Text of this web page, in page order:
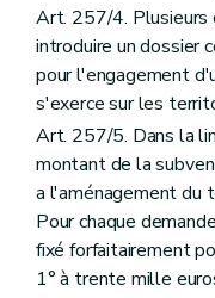
Art. 257/4. Plusieurs
introduire un dossier
pour l'engagement
s'exerce sur les
Art. 257/5. Dans la
montant de la
a l'aménagement du
Pour chaque
fixé forfaitairement
1° à trente mille